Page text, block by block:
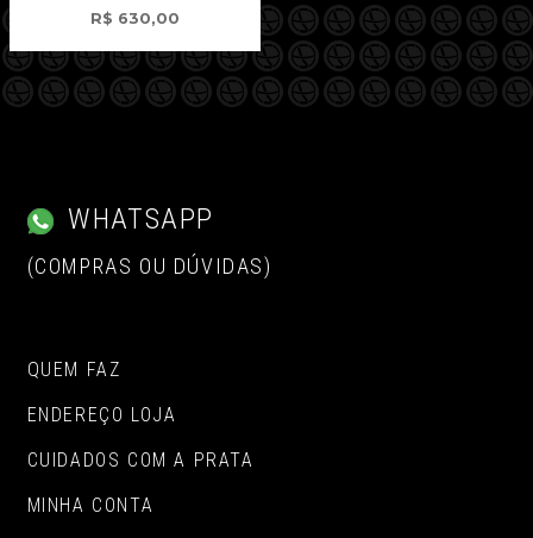
R$ 630,00
WHATSAPP
(COMPRAS OU DÚVIDAS)
QUEM FAZ
ENDEREÇO LOJA
CUIDADOS COM A PRATA
MINHA CONTA